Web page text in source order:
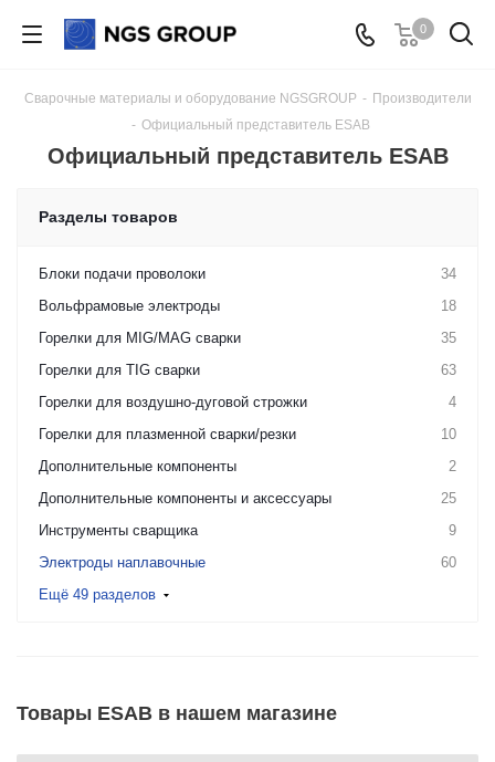
0
Сварочные материалы и оборудование NGSGROUP - Производители
- Официальный представитель ESAB
Официальный представитель ESAB
Разделы товаров
Блоки подачи проволоки
34
Вольфрамовые электроды
18
Горелки для MIG/MAG сварки
35
Горелки для TIG сварки
63
Горелки для воздушно-дуговой строжки
4
Горелки для плазменной сварки/резки
10
Дополнительные компоненты
2
Дополнительные компоненты и аксессуары
25
Инструменты сварщика
9
Электроды наплавочные
60
Ещё 49 разделов
Товары ESAB в нашем магазине